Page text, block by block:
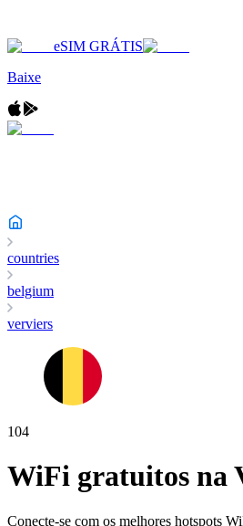
eSIM GRÁTIS
Baixe
countries
belgium
verviers
104
WiFi gratuitos na
Conecte-se com os melhores hotspots